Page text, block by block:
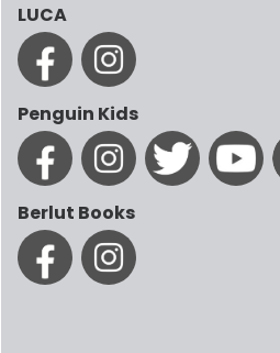
LUCA
Penguin Kids
Berlut Books